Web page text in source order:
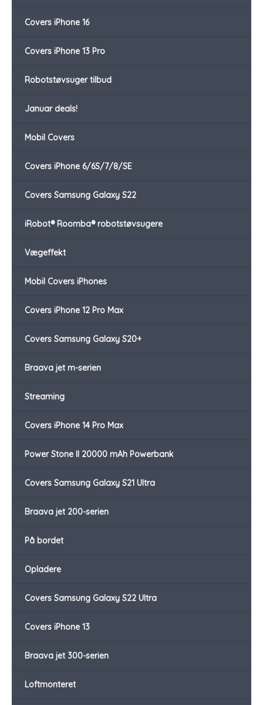
Covers iPhone 16
Covers iPhone 13 Pro
Robotstøvsuger tilbud
Januar deals!
Mobil Covers
Covers iPhone 6/6S/7/8/SE
Covers Samsung Galaxy S22
iRobot® Roomba® robotstøvsugere
Vægeffekt
Mobil Covers iPhones
Covers iPhone 12 Pro Max
Covers Samsung Galaxy S20+
Braava jet m-serien
Streaming
Covers iPhone 14 Pro Max
Power Stone II 20000 mAh Powerbank
Covers Samsung Galaxy S21 Ultra
Braava jet 200-serien
På bordet
Opladere
Covers Samsung Galaxy S22 Ultra
Covers iPhone 13
Braava jet 300-serien
Loftmonteret